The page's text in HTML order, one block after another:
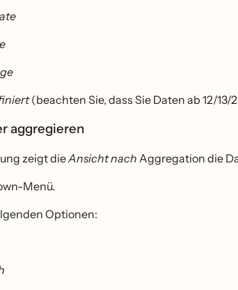
(beachten Sie, dass Sie Daten ab 12/13/
aggregieren
zeigt dieAnsicht nach Aggregation die
Menü.
Optionen: